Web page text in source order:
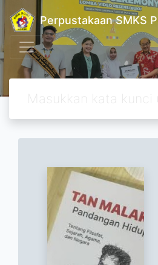
Perpustakaan SMKS